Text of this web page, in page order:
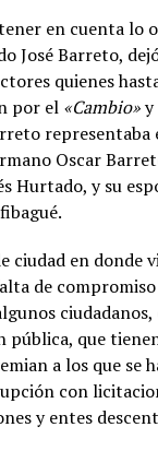
en cuenta lo
José Barreto,
quienes
por el «Cambio»y
representaba
Oscar
Hurtado, y su
ciudad en donde
de
pública, que
a los que se
con
y entes